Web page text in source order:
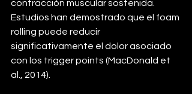
contracción muscular sostenida.
Estudios han demostrado que el foam
rolling puede reducir
significativamente el dolor asociado
con los trigger points (MacDonald et
al., 2014).